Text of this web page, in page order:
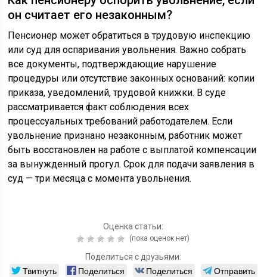
он считает его незаконным?
Пенсионер может обратиться в трудовую инспекцию
или суд для оспаривания увольнения. Важно собрать
все документы, подтверждающие нарушение
процедуры или отсутствие законных оснований: копии
приказа, уведомлений, трудовой книжки. В суде
рассматривается факт соблюдения всех
процессуальных требований работодателем. Если
увольнение признано незаконным, работник может
быть восстановлен на работе с выплатой компенсации
за вынужденный прогул. Срок для подачи заявления в
суд — три месяца с момента увольнения.
Оценка статьи:
(пока оценок нет)
Поделиться с друзьями:
Твитнуть Поделиться Поделиться
Отправить